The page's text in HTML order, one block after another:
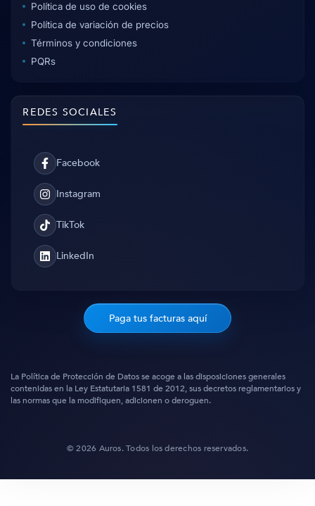
Política de uso de cookies
Política de variación de precios
Términos y condiciones
PQRs
REDES SOCIALES
Facebook
Facebook
Instagram
Instagram
TikTokTikTok
Translation
missing:
LinkedIn
Paga tus facturas aquí
La Política de Protección de Datos se acoge a las disposiciones generales
contenidas en la Ley Estatutaria 1581 de 2012, sus decretos reglamentarios y
las normas que la modifiquen, adicionen o deroguen.
© 2026 Auros. Todos los derechos reservados.